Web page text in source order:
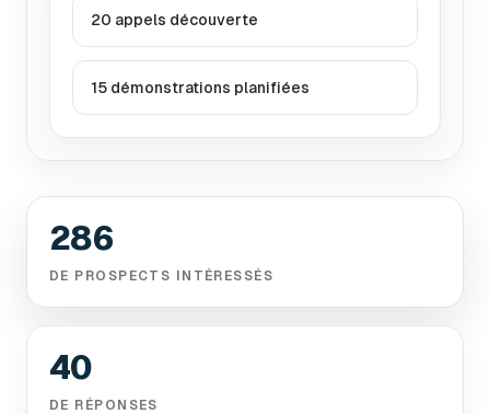
20 appels découverte
15 démonstrations planifiées
286
DE PROSPECTS INTÉRESSÉS
40
DE RÉPONSES